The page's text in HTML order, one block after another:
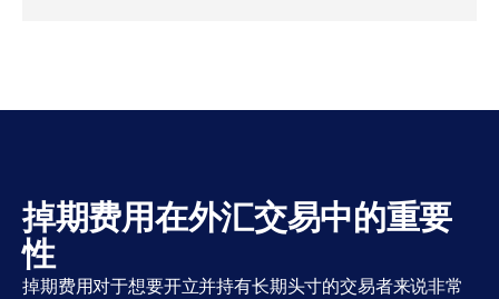
掉期费用在外汇交易中的重要
性
掉期费用对于想要开立并持有长期头寸的交易者来说非常